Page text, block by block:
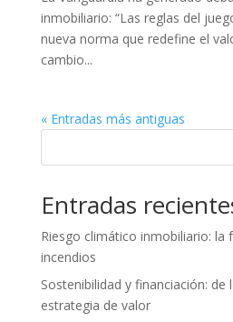
inmobiliario: “Las reglas del
nueva norma que redefine el
cambio...
« Entradas más antiguas
Entradas
Riesgo climático inmobiliario: la
incendios
Sostenibilidad y financiación: de
estrategia de valor